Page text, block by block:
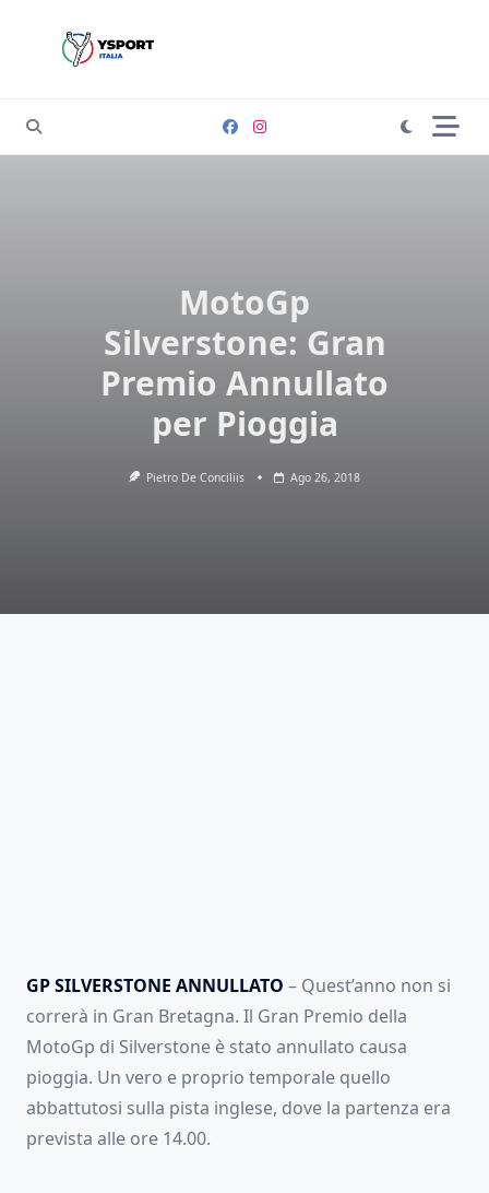
MotoGp
Silverstone: Gran
Premio Annullato
per Pioggia
Pietro De Conciliis Ago 26, 2018
GP SILVERSTONE ANNULLATO – Quest’anno non si
correrà in Gran Bretagna. Il Gran Premio della
MotoGp di Silverstone è stato annullato causa
pioggia. Un vero e proprio temporale quello
abbattutosi sulla pista inglese, dove la partenza era
prevista alle ore 14.00.